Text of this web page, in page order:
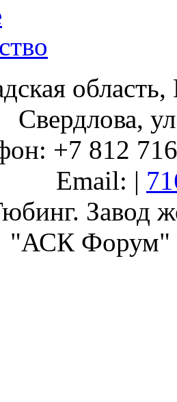
Свердлова,
+7 812
Email: |
Завод
"АСК Форум"